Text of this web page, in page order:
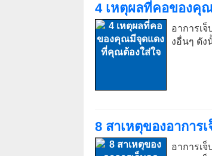
4 เหตุผลที่คอของคุ
อาการเ
งอื่นๆ ดัง
8 สาเหตุของอาการ
อาการเ